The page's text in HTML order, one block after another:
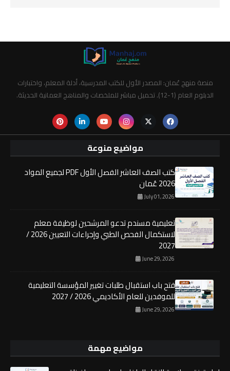
منصة منهج عُمان: المصدر الأول للكتب المدرسية، أدلة المعلم، واختبارات
الدبلوم العام (1-12). تحميل مباشر للملخصات والمناهج العمانية الحديثة.
مواضيع منوعة
كتب الصف العاشر الفصل الأول PDF لجميع المواد
2026 عُمان
July 01, 2026
تعليمية مسندم تدعو المرشحين لوظيفة معلم
لاستكمال الفحص الطبي وإجراءات التعيين 2026 /
2027
June 29, 2026
فتح باب استقبال طلبات تغيير المؤسسة التعليمية
للموفدين للعام الأكاديمي 2026 / 2027
June 29, 2026
مواضيع مهمة